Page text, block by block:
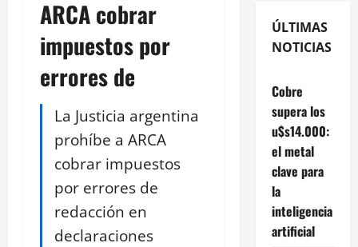
ARCA cobrar
impuestos por
errores de
La Justicia argentina
prohíbe a ARCA
cobrar impuestos
por errores de
redacción en
declaraciones
ÚLTIMAS
NOTICIAS
Cobre
supera los
u$s14.000:
el metal
clave para
la
inteligencia
artificial